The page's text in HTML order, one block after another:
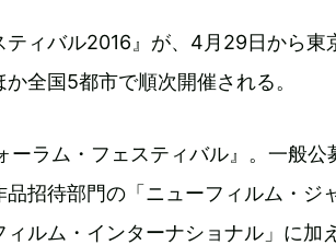
ィバル2016』が、4月29日から東
全国5都市で順次開催される。
ラム・フェスティバル』。一般公
招待部門の「ニューフィルム・ジ
ルム・インターナショナル」に加